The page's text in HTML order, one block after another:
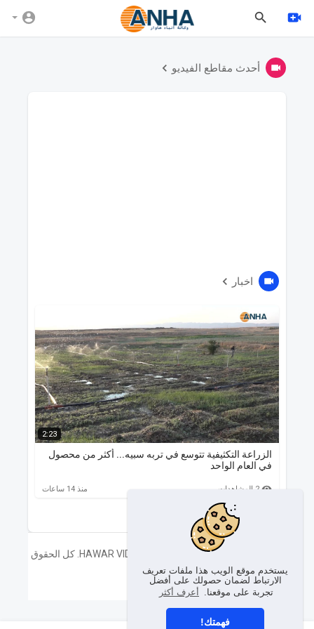
يستخدم موقع الويب هذا ملفات تعريف
الارتباط لضمان حصولك على أفضل
تجربة على موقعنا.
أعرف أكثر
فهمتك!
أحدث مقاطع الفيديو
اخبار
2:23
الزراعة التكثيفية تتوسع في تربه سبيه... أكثر من محصول
في العام الواحد
منذ 14 ساعات
حقوق الطبع والنشر © 2026 HAWAR VIDEO TUBE. كل الحقوق
محفوظة.